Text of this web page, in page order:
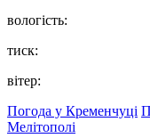
вологість:
тиск:
вітер:
Погода у Кременчуці
Мелітополі